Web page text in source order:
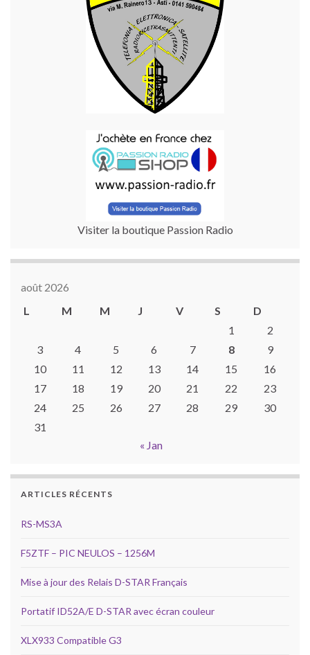
Visiter la boutique Passion Radio
août 2026
L
M M J V S
D
1
2
3
4 5 6 7 8
9
10
11 12 13 14 15
16
17
18 19 20 21 22
23
24
25 26 27 28 29
30
31
« Jan
ARTICLES RÉCENTS
RS-MS3A
F5ZTF – PIC NEULOS – 1256M
Mise à jour des Relais D-STAR Français
Portatif ID52A/E D-STAR avec écran couleur
XLX933 Compatible G3